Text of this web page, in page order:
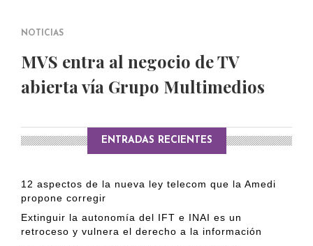
NOTICIAS
MVS entra al negocio de TV
abierta vía Grupo Multimedios
ENTRADAS RECIENTES
12 aspectos de la nueva ley telecom que la Amedi
propone corregir
Extinguir la autonomía del IFT e INAI es un
retroceso y vulnera el derecho a la información